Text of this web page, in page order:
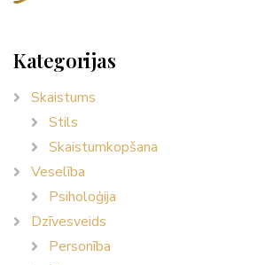
Kategorijas
Skaistums
Stils
Skaistumkopšana
Veselība
Psiholoģija
Dzīvesveids
Personība